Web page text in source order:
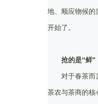
地、顺应物候的
开始了。
抢的是“鲜”
对于春茶而
茶农与茶商的核